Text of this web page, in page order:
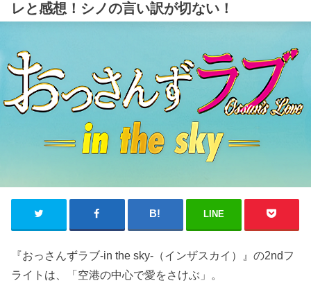
レと感想！シノの言い訳が切ない！
LINE
『おっさんずラブ-in the sky-（インザスカイ）』の2ndフ
ライトは、「空港の中心で愛をさけぶ」。